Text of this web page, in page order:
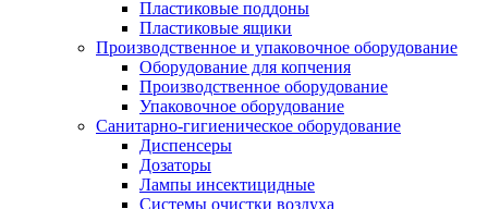
Пластиковые поддоны
Пластиковые ящики
Производственное и упаковочное оборудование
Оборудование для копчения
Производственное оборудование
Упаковочное оборудование
Санитарно-гигиеническое оборудование
Диспенсеры
Дозаторы
Лампы инсектицидные
Системы очистки воздуха